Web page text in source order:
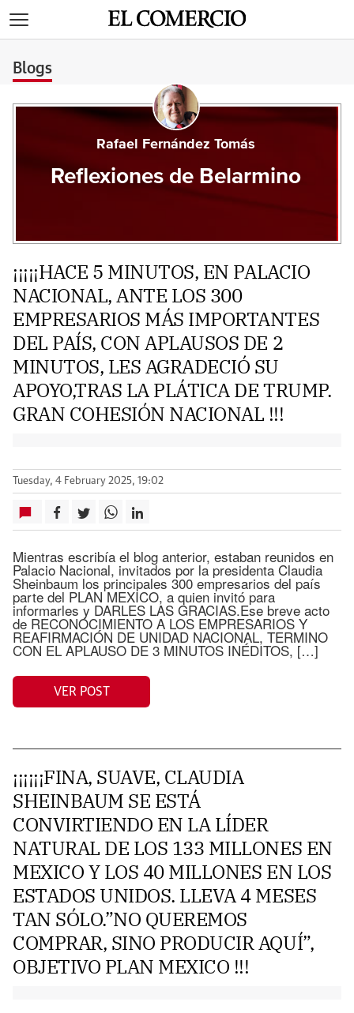
Blogs
Rafael Fernández Tomás
Reflexiones de Belarmino
¡¡¡¡¡HACE 5 MINUTOS, EN PALACIO
NACIONAL, ANTE LOS 300
EMPRESARIOS MÁS IMPORTANTES
DEL PAÍS, CON APLAUSOS DE 2
MINUTOS, LES AGRADECIÓ SU
APOYO,TRAS LA PLÁTICA DE TRUMP.
GRAN COHESIÓN NACIONAL !!!
Tuesday, 4 February 2025, 19:02
Mientras escribía el blog anterior, estaban reunidos en
Palacio Nacional, invitados por la presidenta Claudia
Sheinbaum los principales 300 empresarios del país
parte del PLAN MEXICO, a quien invitó para
informarles y DARLES LAS GRACIAS.Ese breve acto
de RECONOCIMIENTO A LOS EMPRESARIOS Y
REAFIRMACIÓN DE UNIDAD NACIONAL, TERMINO
CON EL APLAUSO DE 3 MINUTOS INÉDITOS, […]
VER POST
¡¡¡¡¡¡FINA, SUAVE, CLAUDIA
SHEINBAUM SE ESTÁ
CONVIRTIENDO EN LA LÍDER
NATURAL DE LOS 133 MILLONES EN
MEXICO Y LOS 40 MILLONES EN LOS
ESTADOS UNIDOS. LLEVA 4 MESES
TAN SÓLO.”NO QUEREMOS
COMPRAR, SINO PRODUCIR AQUÍ”,
OBJETIVO PLAN MEXICO !!!